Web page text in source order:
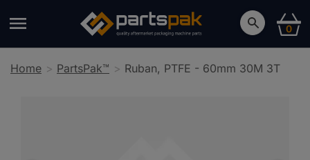
0
Home PartsPak™ Ruban, PTFE - 60mm 30M 3T